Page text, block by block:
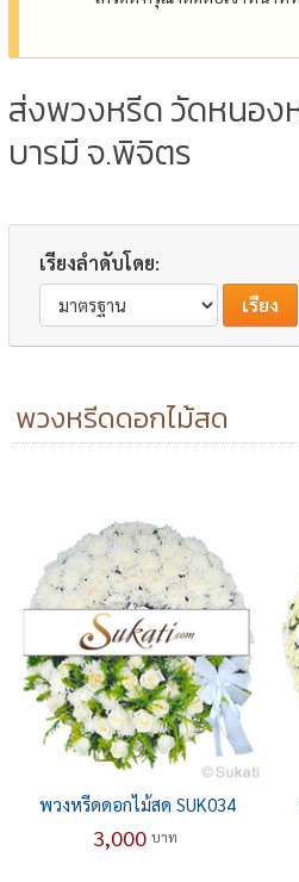
ส่งพวงหรีด วัดหนอง
บารมี จ.พิจิตร
เรียงลำดับโดย:
พวงหรีดดอกไม้สด
พวงหรีดดอกไม้สด SUK034
3,000 บาท